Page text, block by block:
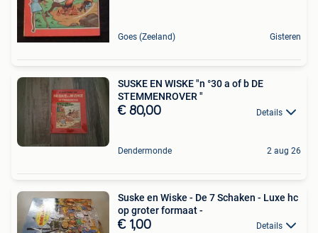
Goes (Zeeland) Gisteren
SUSKE EN WISKE "n °30 a of b DE
STEMMENROVER "
€ 80,00 Details
Dendermonde 2 aug 26
Suske en Wiske - De 7 Schaken - Luxe hc
op groter formaat -
€ 1,00 Details